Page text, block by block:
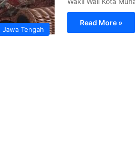
Jawa Tengah
Read More »